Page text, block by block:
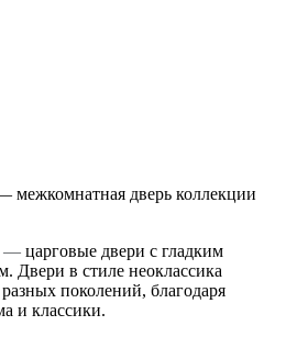
межкомнатная дверь коллекции
— царговые двери с гладким
Двери в стиле неоклассика
поколений, благодаря
и классики.